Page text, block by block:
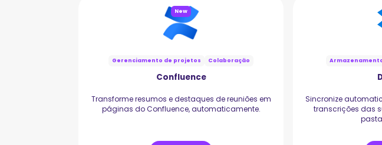
New
Gerenciamento de projetos Colaboração
Confluence
Transforme resumos e destaques de reuniões em
páginas do Confluence, automaticamente.
Sincronize
transcrições das